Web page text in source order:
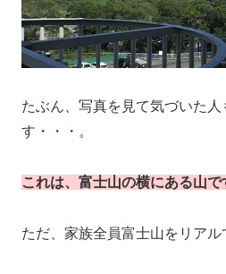
たぶん、写真を見て気づいた人
す・・・。
これは、富士山の横にある山で
ただ、家族全員富士山をリアル